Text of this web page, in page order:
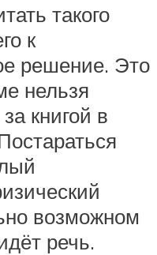
такого
к
решение. Это
нельзя
книгой в
возможном
речь.